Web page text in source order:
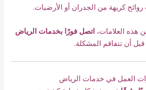
روائح كريهة من الجدران أو الأرضيات.
هذه العلامات، اتصل فورًا بخدمات الرياض
قبل أن تتفاقم المشكلة.
العمل في خدمات الرياض